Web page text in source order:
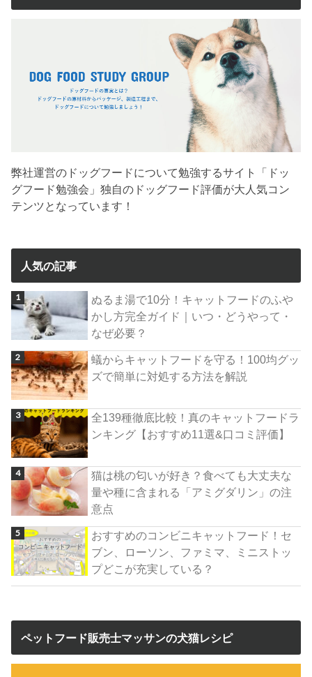
弊社運営のドッグフードについて勉強するサイト「ドッ
グフード勉強会」独自のドッグフード評価が大人気コン
テンツとなっています！
人気の記事
ぬるま湯で10分！キャットフードのふや
かし方完全ガイド｜いつ・どうやって・
なぜ必要？
蟻からキャットフードを守る！100均グッ
ズで簡単に対処する方法を解説
全139種徹底比較！真のキャットフードラ
ンキング【おすすめ11選&口コミ評価】
猫は桃の匂いが好き？食べても大丈夫な
量や種に含まれる「アミグダリン」の注
意点
おすすめのコンビニキャットフード！セ
ブン、ローソン、ファミマ、ミニストッ
プどこが充実している？
ペットフード販売士マッサンの犬猫レシピ